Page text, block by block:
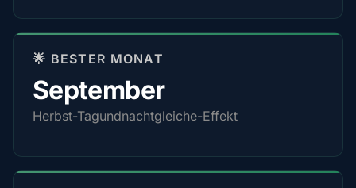
🌟 BESTER MONAT
September
Herbst-Tagundnachtgleiche-Effekt